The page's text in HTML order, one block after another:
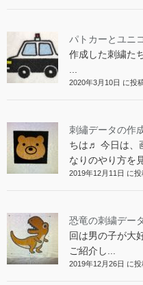
パトカーとユニ
作成した刺繍た
2020年3月10日 に投
刺繡データの作
ちは♬ 今日は、
なりのやり方を
2019年12月11日 に
恐竜の刺繍デー
回は男の子が大
ご紹介し...
2019年12月26日 に